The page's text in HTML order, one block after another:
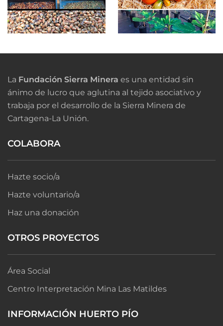
La Fundación Sierra Minera es una entidad sin
ánimo de lucro que aglutina al tejido asociativo y
trabaja por el desarrollo de la Sierra Minera de
Cartagena-La Unión.
COLABORA
Hazte socio/a
Hazte voluntario/a
Haz una donación
OTROS PROYECTOS
Área Social
Centro Interpretación Mina Las Matildes
INFORMACIÓN HUERTO PÍO